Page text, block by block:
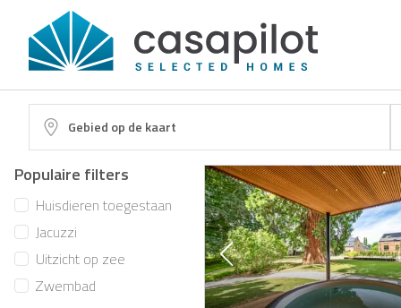
Gebied op de kaart
Populaire filters
Huisdieren toegestaan
Jacuzzi
Uitzicht op zee
Zwembad